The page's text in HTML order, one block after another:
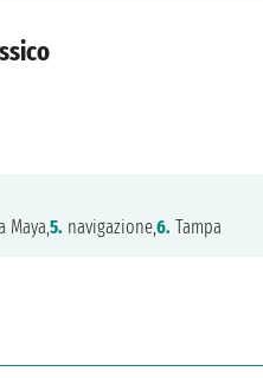
Maya,5. navigazione,6. Tampa